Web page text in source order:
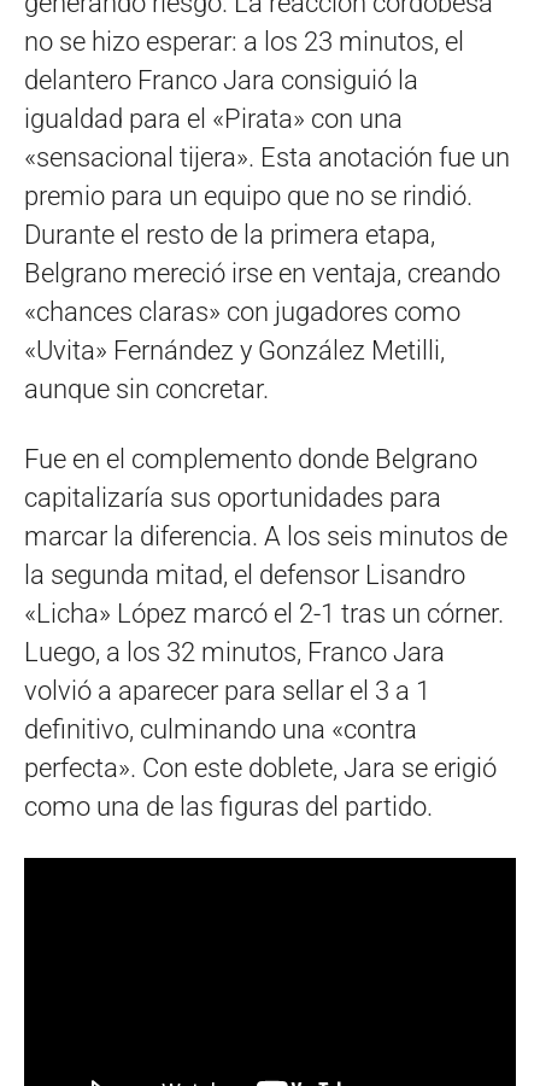
no se hizo esperar: a los 23 minutos, el
delantero Franco Jara consiguió la
igualdad para el «Pirata» con una
«sensacional tijera». Esta anotación fue un
premio para un equipo que no se rindió.
Durante el resto de la primera etapa,
Belgrano mereció irse en ventaja, creando
«chances claras» con jugadores como
«Uvita» Fernández y González Metilli,
aunque sin concretar.
Fue en el complemento donde Belgrano
capitalizaría sus oportunidades para
marcar la diferencia. A los seis minutos de
la segunda mitad, el defensor Lisandro
«Licha» López marcó el 2-1 tras un córner.
Luego, a los 32 minutos, Franco Jara
volvió a aparecer para sellar el 3 a 1
definitivo, culminando una «contra
perfecta». Con este doblete, Jara se erigió
como una de las figuras del partido.